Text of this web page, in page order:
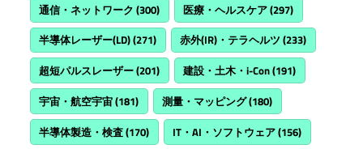
通信・ネットワーク (300) 医療・ヘルスケア(297)
半導体レーザー(LD)(271) 赤外(IR)・テラヘルツ (233)
超短パルスレーザー(201) 建設・土木・i-Con(191)
宇宙・航空宇宙(181) 測量・マッピング(180)
半導体製造・検査(170) IT・AI・ソフトウェア(156)